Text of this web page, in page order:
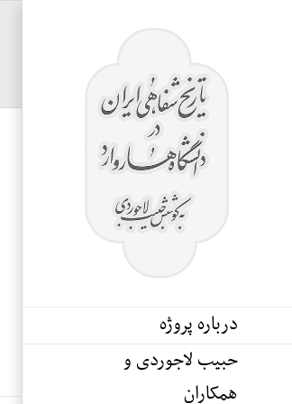
درباره پروژه
حبیب لاجوردی و
همکاران